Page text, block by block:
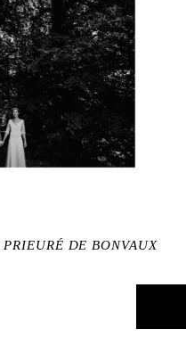
DE BONVAUX